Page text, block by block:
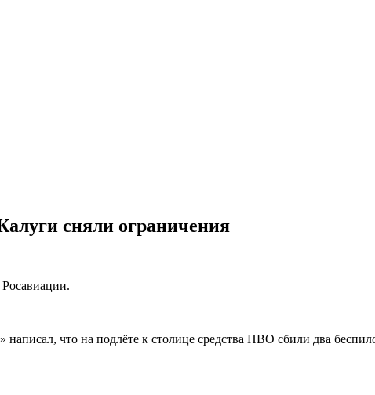
сняли ограничения
что на подлёте к столице средства ПВО сбили два